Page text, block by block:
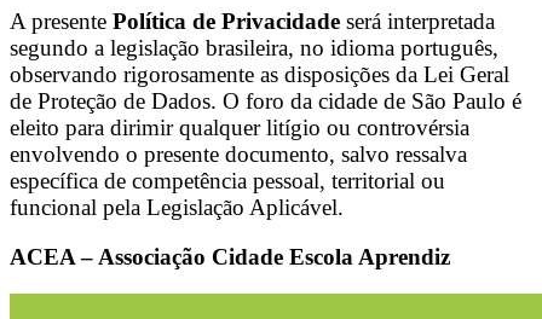
A presente Política de Privacidade será interpretada
segundo a legislação brasileira, no idioma português,
observando rigorosamente as disposições da Lei Geral
de Proteção de Dados. O foro da cidade de São Paulo é
eleito para dirimir qualquer litígio ou controvérsia
envolvendo o presente documento, salvo ressalva
específica de competência pessoal, territorial ou
funcional pela Legislação Aplicável.
ACEA – Associação Cidade Escola Aprendiz